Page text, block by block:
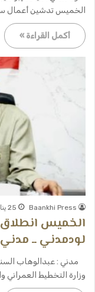
الخميس تدشين أعمال
أكمل القراءة »
Baankhi Press 25 يناير، 2026
الخميس انطلاق
لودمدني ــ
مدني : عبدالوهاب
وزارة التخطيط العمراني